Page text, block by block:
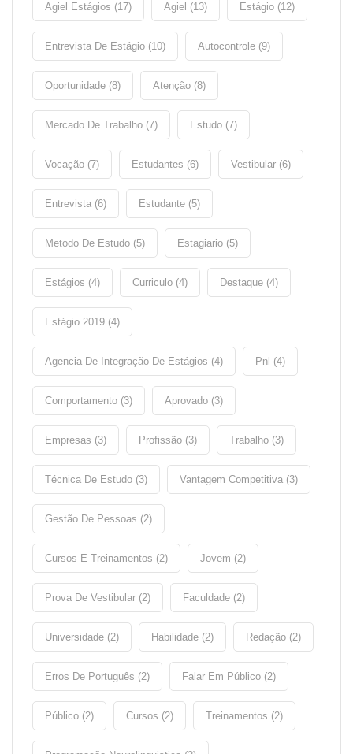
Agiel Estágios (17) Agiel (13) Estágio (12)
Entrevista De Estágio (10) Autocontrole (9)
Oportunidade (8) Atenção (8)
Mercado De Trabalho (7) Estudo (7)
Vocação (7) Estudantes (6) Vestibular (6)
Entrevista (6) Estudante (5)
Metodo De Estudo (5) Estagiario (5)
Estágios (4) Curriculo (4) Destaque (4)
Estágio 2019 (4)
Agencia De Integração De Estágios (4) Pnl (4)
Comportamento (3) Aprovado (3)
Empresas (3) Profissão (3) Trabalho (3)
Técnica De Estudo (3) Vantagem Competitiva (3)
Gestão De Pessoas (2)
Cursos E Treinamentos (2) Jovem (2)
Prova De Vestibular (2) Faculdade (2)
Universidade (2) Habilidade (2) Redação (2)
Erros De Português (2) Falar Em Público (2)
Público (2) Cursos (2) Treinamentos (2)